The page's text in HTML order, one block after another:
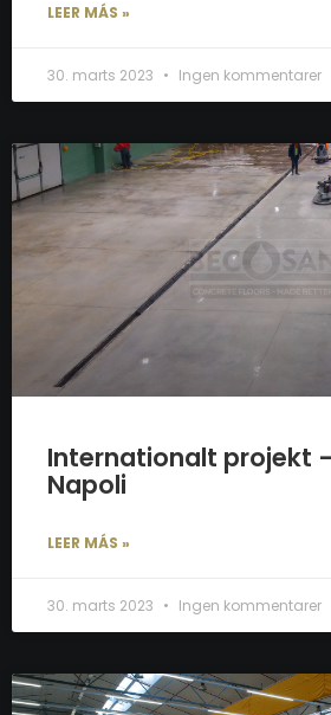
LEER MÁS »
30. marts 2023 Ingen kommentarer
Internationalt projekt
Napoli
LEER MÁS »
30. marts 2023 Ingen kommentarer